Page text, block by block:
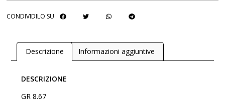
CONDIVIDILO SU
Descrizione Informazioni aggiuntive
DESCRIZIONE
GR 8.67